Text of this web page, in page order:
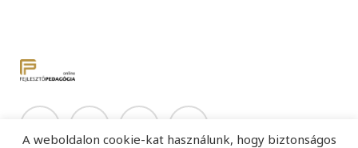
A weboldalon cookie-kat használunk, hogy biztonságos